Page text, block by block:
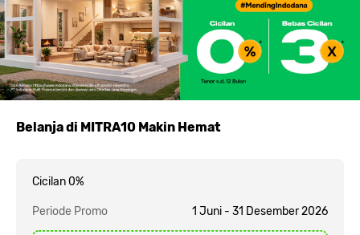
Belanja di MITRA10 Makin Hemat
Cicilan 0%
Periode Promo 1 Juni - 31 Desember 2026